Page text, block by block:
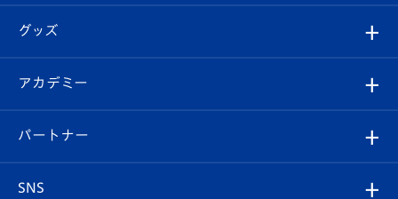
チケット
イベント
メディア
スタッフプロフィール
マスコット紹介
はじめての観戦ガイド
Revive Team
ヴィヴィくんの長崎おもてなしガイド
フォトギャラリー
スタジアムグルメ
チケット
V-LOVERS（ファンクラブ）
プレイヤーズスイート
グッズ
オンラインショップ
店舗情報
アカデミー
育成からのお知らせ
パートナー
SNS